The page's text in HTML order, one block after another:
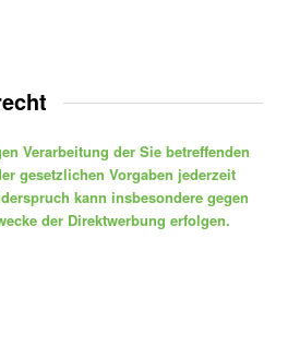
Verarbeitung der Sie betreffenden
gesetzlichen Vorgaben jederzeit
kann insbesondere gegen
der Direktwerbung erfolgen.